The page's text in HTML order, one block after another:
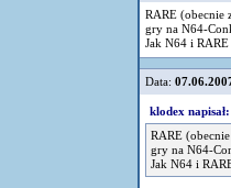
RARE (obecnie
gry na N64-
Jak N64 i RARE
Data:
klodex napisał:
RARE
gry na N64-
Jak N64 i